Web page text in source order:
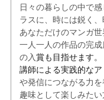
日々の暮らしの中で
ラスに、時には鋭く、
あなただけのマンガ世
一人一人の作品の完
の入賞も目指せます。
講師による実践的な
や発信につながる力を
趣味として楽しみた